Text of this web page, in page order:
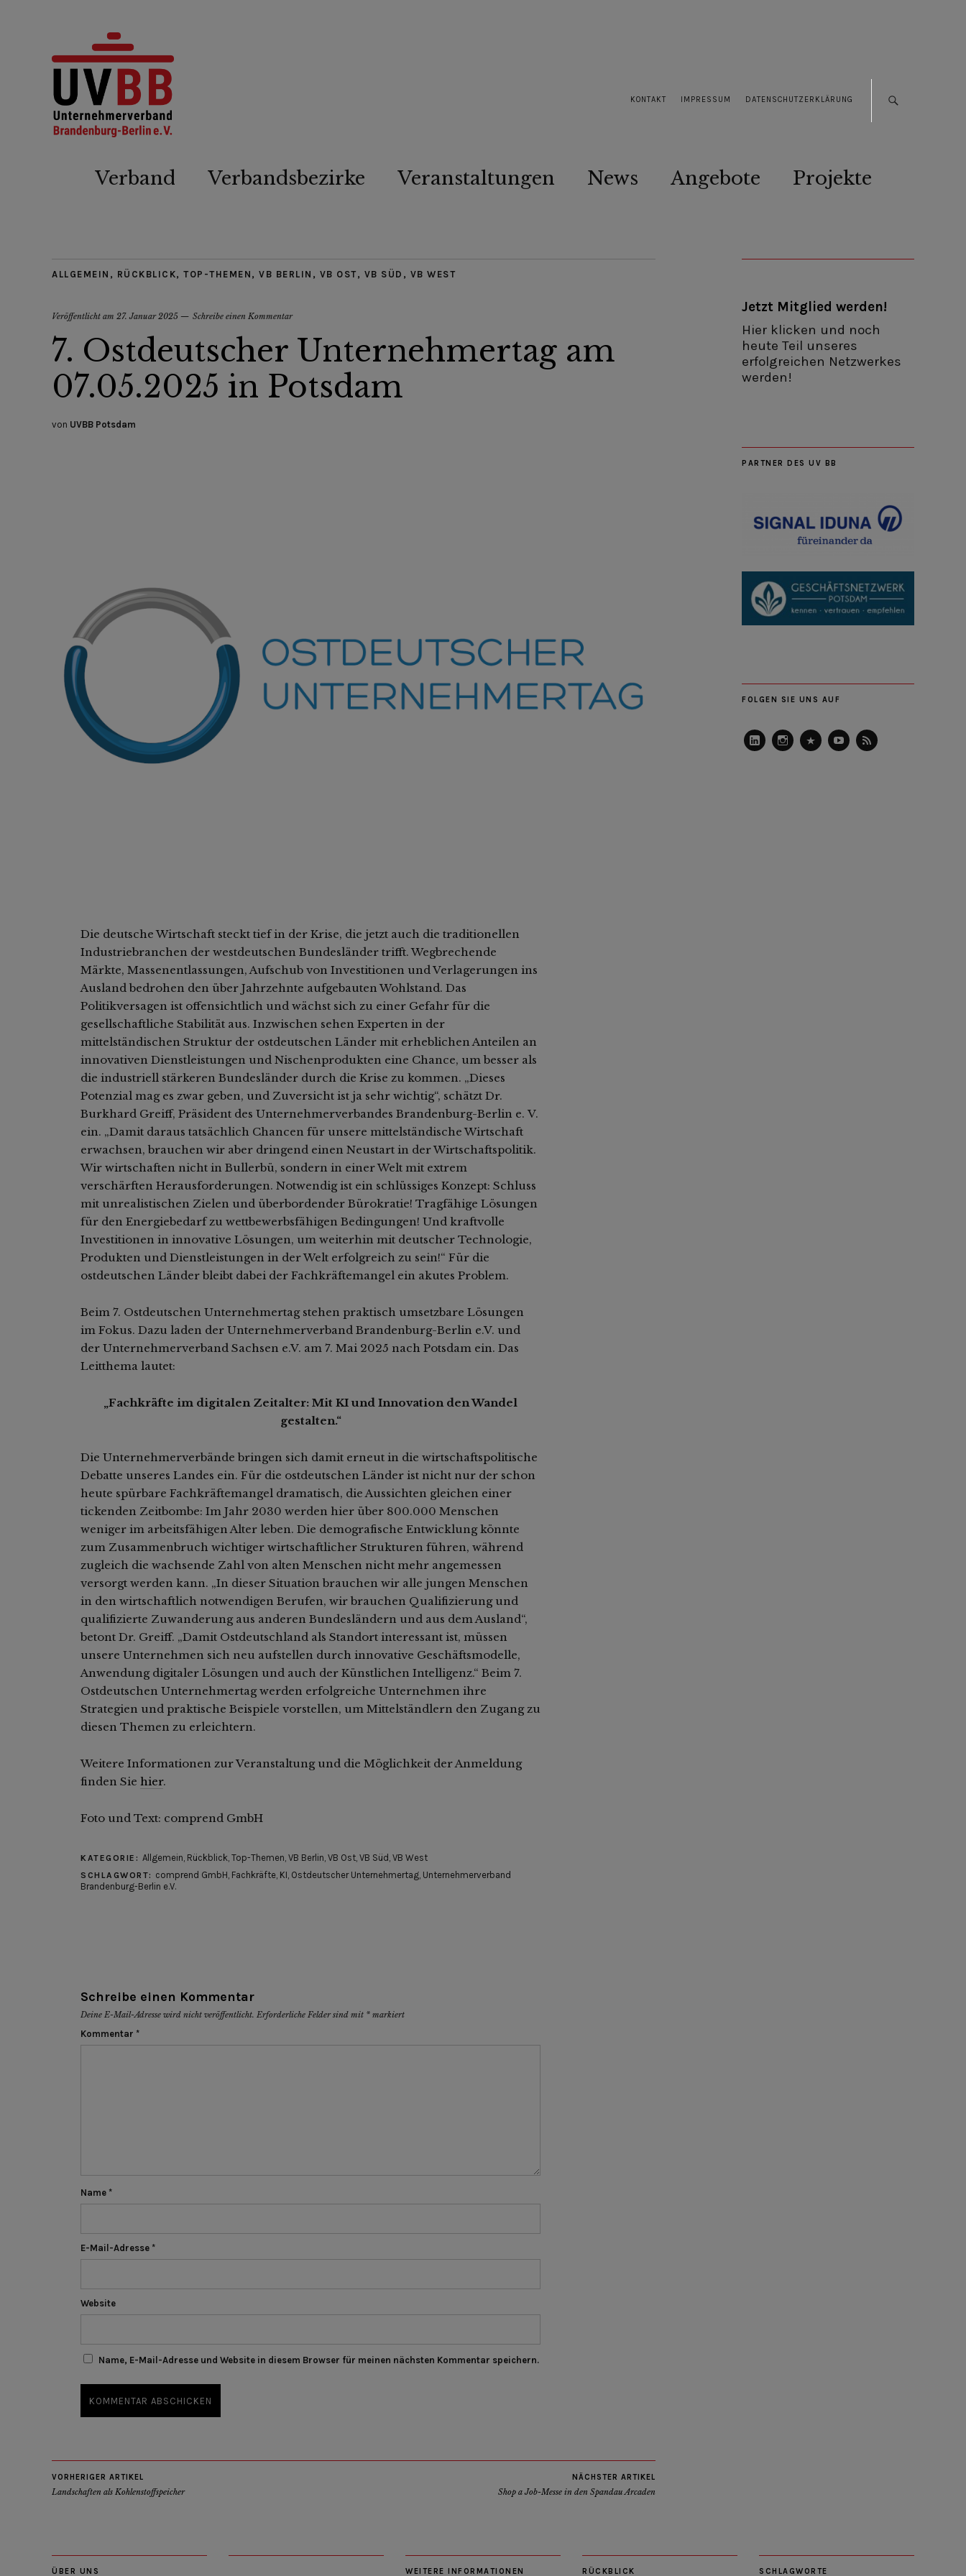
KONTAKT IMPRESSUM DATENSCHUTZERKLÄRUNG
Verband Verbandsbezirke Veranstaltungen News Angebote Projekte
ALLGEMEIN , RÜCKBLICK, TOP-THEMEN , VB BERLIN , VB OST , VB SÜD , VB WEST
Veröffentlicht am 27. Januar 2025 Schreibe einen Kommentar
7. Ostdeutscher Unternehmertag am
07.05.2025 in Potsdam
von UVBB Potsdam
Die deutsche Wirtschaft steckt tief in der Krise, die jetzt auch die traditionellen
Industriebranchen der westdeutschen Bundesländer trifft. Wegbrechende
Märkte, Massenentlassungen, Aufschub von Investitionen und Verlagerungen ins
Ausland bedrohen den über Jahrzehnte aufgebauten Wohlstand. Das
Politikversagen ist offensichtlich und wächst sich zu einer Gefahr für die
gesellschaftliche Stabilität aus. Inzwischen sehen Experten in der
mittelständischen Struktur der ostdeutschen Länder mit erheblichen Anteilen an
innovativen Dienstleistungen und Nischenprodukten eine Chance, um besser als
die industriell stärkeren Bundesländer durch die Krise zu kommen. „Dieses
Potenzial mag es zwar geben, und Zuversicht ist ja sehr wichtig“, schätzt Dr.
Burkhard Greiff, Präsident des Unternehmerverbandes Brandenburg-Berlin e. V.
ein. „Damit daraus tatsächlich Chancen für unsere mittelständische Wirtschaft
erwachsen, brauchen wir aber dringend einen Neustart in der Wirtschaftspolitik.
Wir wirtschaften nicht in Bullerbü, sondern in einer Welt mit extrem
verschärften Herausforderungen. Notwendig ist ein schlüssiges Konzept: Schluss
mit unrealistischen Zielen und überbordender Bürokratie! Tragfähige Lösungen
für den Energiebedarf zu wettbewerbsfähigen Bedingungen! Und kraftvolle
Investitionen in innovative Lösungen, um weiterhin mit deutscher Technologie,
Produkten und Dienstleistungen in der Welt erfolgreich zu sein!“ Für die
ostdeutschen Länder bleibt dabei der Fachkräftemangel ein akutes Problem.
Beim 7. Ostdeutschen Unternehmertag stehen praktisch umsetzbare Lösungen
im Fokus. Dazu laden der Unternehmerverband Brandenburg-Berlin e.V. und
der Unternehmerverband Sachsen e.V. am 7. Mai 2025 nach Potsdam ein. Das
Leitthema lautet:
„Fachkräfte im digitalen Zeitalter: Mit KI und Innovation den Wandel
gestalten.“
Die Unternehmerverbände bringen sich damit erneut in die wirtschaftspolitische
Debatte unseres Landes ein. Für die ostdeutschen Länder ist nicht nur der schon
heute spürbare Fachkräftemangel dramatisch, die Aussichten gleichen einer
tickenden Zeitbombe: Im Jahr 2030 werden hier über 800.000 Menschen
weniger im arbeitsfähigen Alter leben. Die demografische Entwicklung könnte
zum Zusammenbruch wichtiger wirtschaftlicher Strukturen führen, während
zugleich die wachsende Zahl von alten Menschen nicht mehr angemessen
versorgt werden kann. „In dieser Situation brauchen wir alle jungen Menschen
in den wirtschaftlich notwendigen Berufen, wir brauchen Qualifizierung und
qualifizierte Zuwanderung aus anderen Bundesländern und aus dem Ausland“,
betont Dr. Greiff. „Damit Ostdeutschland als Standort interessant ist, müssen
unsere Unternehmen sich neu aufstellen durch innovative Geschäftsmodelle,
Anwendung digitaler Lösungen und auch der Künstlichen Intelligenz.“ Beim 7.
Ostdeutschen Unternehmertag werden erfolgreiche Unternehmen ihre
Strategien und praktische Beispiele vorstellen, um Mittelständlern den Zugang zu
diesen Themen zu erleichtern.
Weitere Informationen zur Veranstaltung und die Möglichkeit der Anmeldung
finden Sie hier.
Foto und Text: comprend GmbH
KATEGORIE: Allgemein Rückblick Top-Themen VB Berlin VB Ost, VB Süd VB West
SCHLAGWORT: comprend GmbH Fachkräfte KI Ostdeutscher Unternehmertag Unternehmerverband
Brandenburg-Berlin e.V.
Schreibe einen Kommentar
Deine E-Mail-Adresse wird nicht veröffentlicht. Erforderliche Felder sind mit * markiert
Kommentar *
Name *
E-Mail-Adresse *
Website
Name, E-Mail-Adresse und Website in diesem Browser für meinen nächsten Kommentar speichern.
VORHERIGER ARTIKEL
Landschaften als Kohlenstoffspeicher
NÄCHSTER ARTIKEL
Shop a Job-Messe in den Spandau Arcaden
Jetzt Mitglied werden!
Hier klicken und noch
heute Teil unseres
erfolgreichen Netzwerkes
werden!
PARTNER DES UV BB
FOLGEN SIE UNS AUF
ÜBER UNS WEITERE INFORMATIONEN RÜCKBLICK SCHLAGWORTE